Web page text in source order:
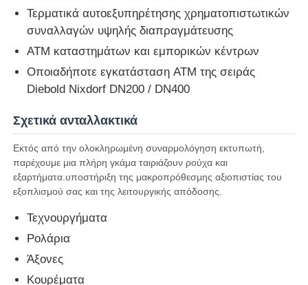
Τμήματα ΑΤΜ Hyosung
Τμήματα Fujitsu ATM
Τμήματα ATM Hitachi
Τμήματα ΑΤΜ Glory NMD
Τμήματα ΑΤΜ OKI
Τερματικά αυτοεξυπηρέτησης χρηματοπιστωτικών
συναλλαγών υψηλής διαπραγμάτευσης
ΑΤΜ καταστημάτων και εμπορικών κέντρων
Οποιαδήποτε εγκατάσταση ATM της σειράς
Diebold Nixdorf DN200 / DN400
Σχετικά ανταλλακτικά
Εκτός από την ολοκληρωμένη συναρμολόγηση εκτυπωτή,
παρέχουμε μια πλήρη γκάμα ταιριάζουν ρούχα και
εξαρτήματα.υποστήριξη της μακροπρόθεσμης αξιοπιστίας του
εξοπλισμού σας και της λειτουργικής απόδοσης.
Τεχνουργήματα
Ρολάρια
Άξονες
Κουρέματα